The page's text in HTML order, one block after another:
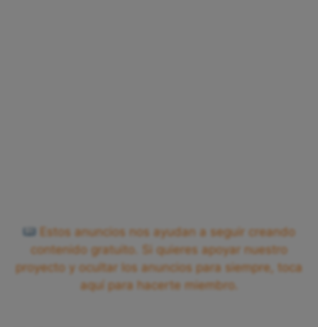
Estos anuncios nos ayudan a seguir creando
contenido gratuito. Si quieres apoyar nuestro
proyecto y ocultar los anuncios para siempre, toca
aquí para hacerte miembro.